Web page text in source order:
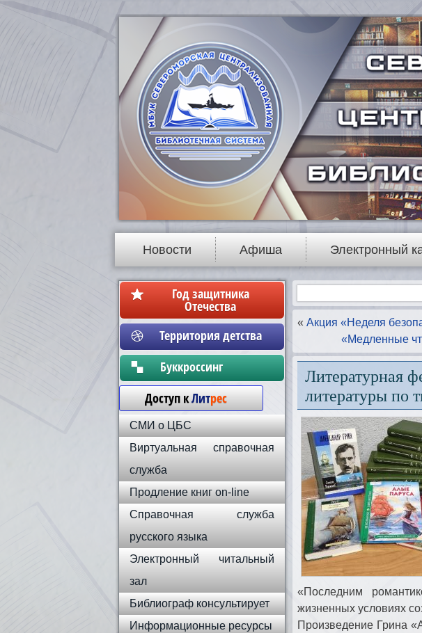
Новости Афиша Электронный
Год защитника
Отечества
Территория детства
Бyккpoccинг
Доступ кЛитрес
СМИ о ЦБС
Виртуальная справочная
служба
Продление книг on-line
Справочная служба
русского языка
Электронный читальный
зал
Библиограф консультирует
Информационные ресурсы
« Акция «Неделя
«Медленные
Литературная
литературы по
«Последним
жизненных условиях
Произведение Грина